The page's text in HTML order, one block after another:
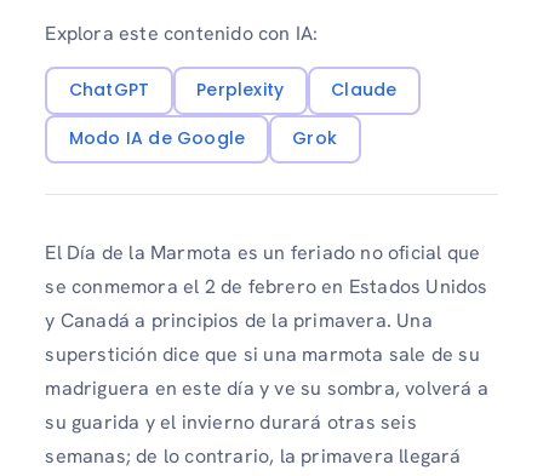
Explora este contenido con IA:
ChatGPT Perplexity
Claude
Modo IA de Google
Grok
El Día de la Marmota es un feriado no oficial que
se conmemora el 2 de febrero en Estados Unidos
y Canadá a principios de la primavera. Una
superstición dice que si una marmota sale de su
madriguera en este día y ve su sombra, volverá a
su guarida y el invierno durará otras seis
semanas; de lo contrario, la primavera llegará